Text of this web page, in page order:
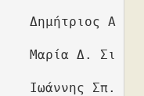
Α
Δ. Σι
Σπ.